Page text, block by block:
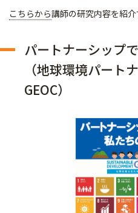
こちらから講師の研究内容を紹介
パートナーシップ
（地球環境パート
GEOC）